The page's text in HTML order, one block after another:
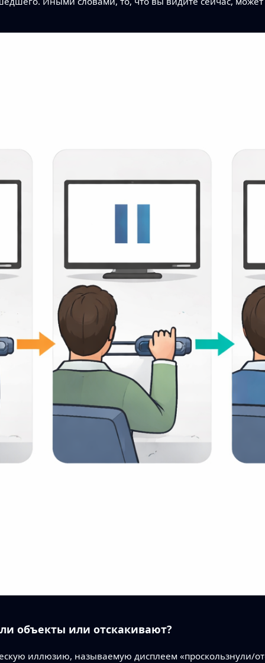
объекты или отскакивают?
иллюзию, называемую дисплеем «проскользнули/